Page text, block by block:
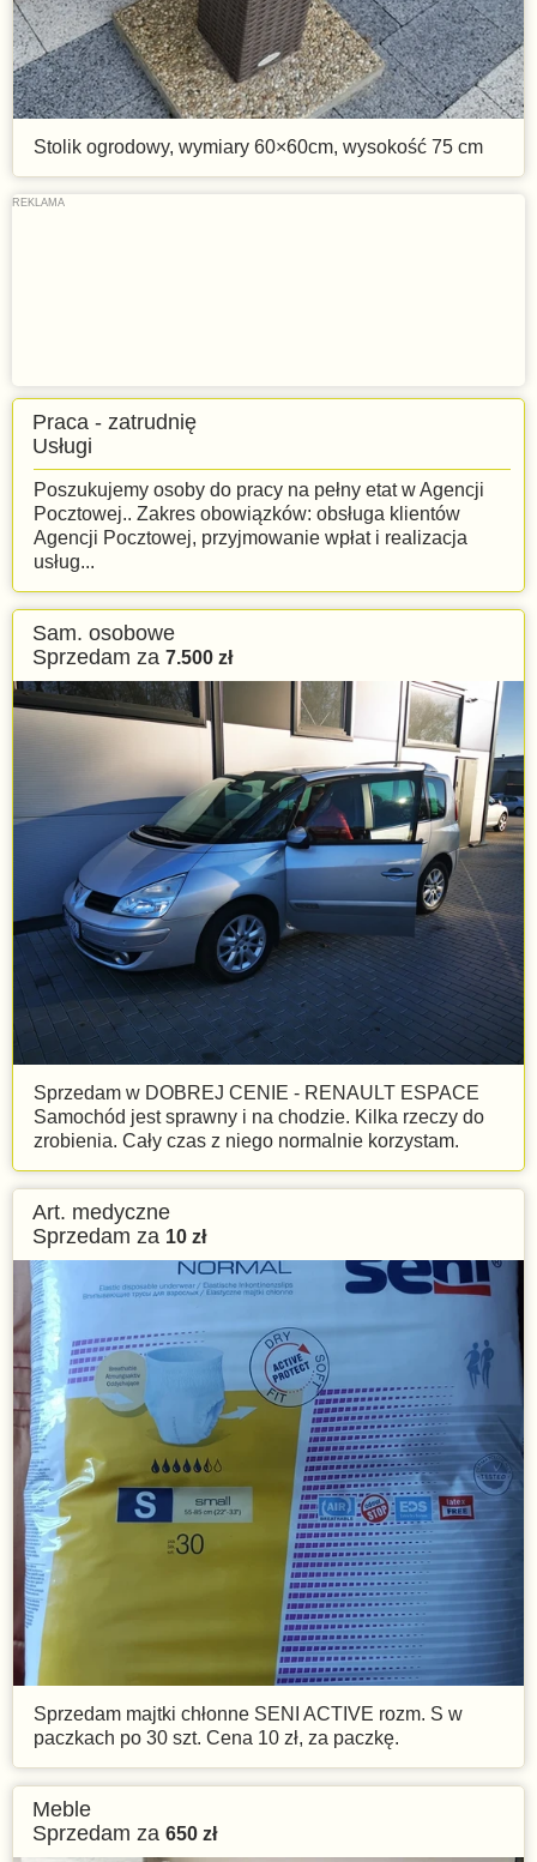
Stolik ogrodowy, wymiary 60×60cm, wysokość 75 cm
Praca - zatrudnię
Usługi
Poszukujemy osoby do pracy na pełny etat w Agencji
Pocztowej.. Zakres obowiązków: obsługa klientów
Agencji Pocztowej, przyjmowanie wpłat i realizacja
usług...
Sam. osobowe
Sprzedam za 7.500zł
Sprzedam w DOBREJ CENIE - RENAULT ESPACE
Samochód jest sprawny i na chodzie. Kilka rzeczy do
zrobienia. Cały czas z niego normalnie korzystam.
Art. medyczne
Sprzedam za 10zł
Sprzedam majtki chłonne SENI ACTIVE rozm. S w
paczkach po 30 szt. Cena 10 zł, za paczkę.
Meble
Sprzedam za 650zł